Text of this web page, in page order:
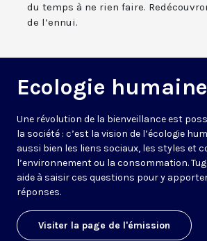
du temps à ne rien faire.
de l’ennui.
Ecologie humaine
Une révolution de la bienveillance est
la société : c’est la vision de l’écologie
aussi bien les liens sociaux, les styles et
l’environnement ou la consommation.
aide à saisir ces questions pour y
réponses.
Visiter la page de l'émission